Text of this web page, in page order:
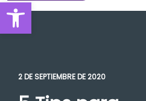
2 DE SEPTIEMBRE DE 2020
Abrir barra de